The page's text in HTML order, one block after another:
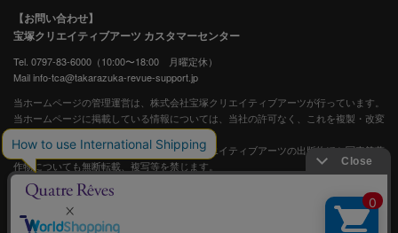
【お問い合わせ】
宝塚クリエイティブアーツ カスタマーセンター
Tel. 0797-83-6000（10:00〜18:00 月曜定休）
Mail info-tca@takarazuka-revue-support.jp
当ホームページの管理運営は、株式会社宝塚クリエイティブアーツが行っています。
当ホームページに掲載している情報については、当社の許可なく、これを複製・改変
することを固く禁止します。
また、阪急電鉄並びに宝塚歌劇団、宝塚クリエイティブアーツの出版物ほか写真等著
作物についても無断転載、複写等を禁じます。
宝塚歌劇公式ホームページ
JASRAC許諾番号：S0507081515